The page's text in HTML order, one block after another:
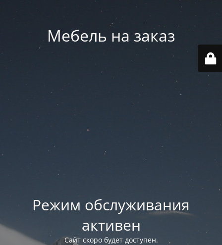
Мебель на заказ
Режим обслуживания
активен
Сайт скоро будет доступен.